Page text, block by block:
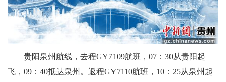
贵阳泉州航线，去程GY7109航班，07：30从贵阳起
飞，09：40抵达泉州。返程GY7110航班，10：25从泉州起